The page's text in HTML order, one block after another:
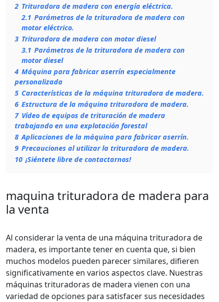
2 Trituradora de madera con energía eléctrica.
2.1 Parámetros de la trituradora de madera con
motor eléctrico.
3 Trituradora de madera con motor diesel
3.1 Parámetros de la trituradora de madera con
motor diesel
4 Máquina para fabricar aserrín especialmente
personalizada
5 Características de la máquina trituradora de madera.
6 Estructura de la máquina trituradora de madera.
7 Vídeo de equipos de trituración de madera
trabajando en una explotación forestal
8 Aplicaciones de la máquina para fabricar aserrín.
9 Precauciones al utilizar la trituradora de madera.
10 ¡Siéntete libre de contactarnos!
maquina trituradora de madera para
la venta
Al considerar la venta de una máquina trituradora de
madera, es importante tener en cuenta que, si bien
muchos modelos pueden parecer similares, difieren
significativamente en varios aspectos clave. Nuestras
máquinas trituradoras de madera vienen con una
variedad de opciones para satisfacer sus necesidades